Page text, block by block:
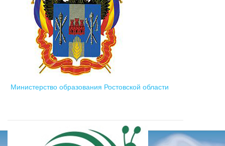
Министерство образования Ростовской области